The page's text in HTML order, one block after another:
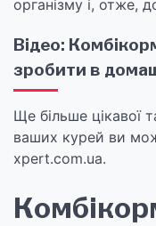
організму і, отже,
Відео:
зробити в
Ще більше цікавої
ваших курей ви
xpert.com.ua.